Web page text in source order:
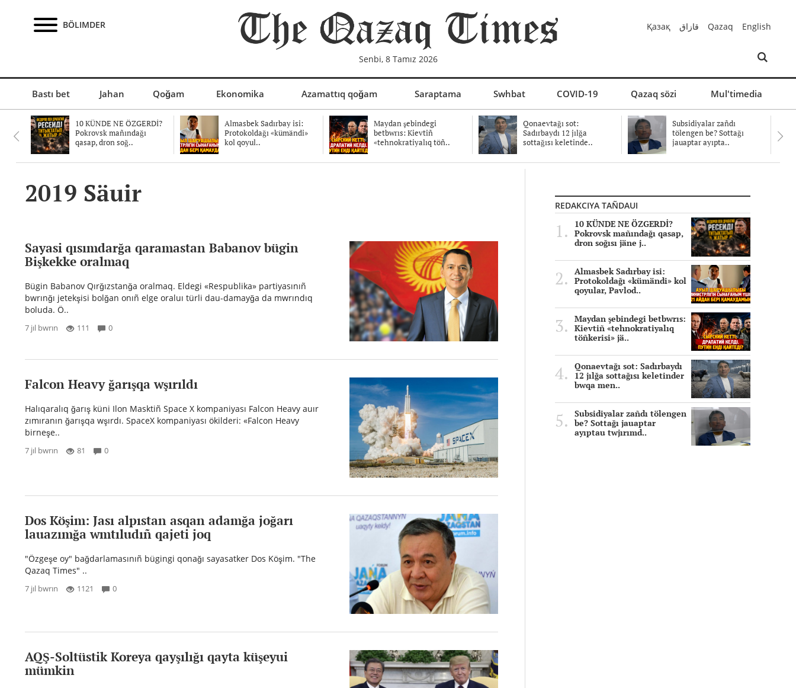
BÖLIMDER
Senbi, 8 Tamız 2026
Қазақ قازاق Qazaq English
Bastı bet Jahan Qoğam Ekonomika Azamattıq qoğam Saraptama Swhbat COVID-19 Qazaq sözi Mul'timedia
10 KÜNDE NE ÖZGERDİ?
Pokrovsk mañındağı
qasap, dron soğ..
Almasbek Sadırbay isi:
Protokoldağı «kümändi»
kol qoyul..
Maydan şebindegi
betbwrıs: Kievtiñ
«tehnokratiyalıq töñ..
Qonaevtağı sot:
Sadırbaydı 12 jılğa
sottağısı keletinde..
Subsidiyalar zañdı
tölengen be? Sottağı
jauaptar ayıpta..
2019 Säuir
Sayasi qısımdarğa qaramastan Babanov bügin
Bişkekke oralmaq
Bügin Babanov Qırğızstanğa oralmaq. Eldegi «Respublika» partiyasınıñ
bwrınğı jetekşisi bolğan onıñ elge oraluı türli dau-damayğa da mwrındıq
boluda. Ö..
7 jıl bwrın 111 0
Falcon Heavy ğarışqa wşırıldı
Halıqaralıq ğarış küni Ilon Masktiñ Space X kompaniyası Falcon Heavy auır
zımıranın ğarışqa wşırdı. SpaceX kompaniyası ökilderi: «Falcon Heavy
birneşe..
7 jıl bwrın 81 0
Dos Köşim: Jası alpıstan asqan adamğa joğarı
lauazımğa wmtıludıñ qajeti joq
"Özgeşe oy" bağdarlamasınıñ bügingi qonağı sayasatker Dos Köşim. "The
Qazaq Times" ..
7 jıl bwrın 1121 0
AQŞ-Soltüstik Koreya qayşılığı qayta küşeyui
mümkin
REDAKCIYA TAÑDAUI
10 KÜNDE NE ÖZGERDİ?
Pokrovsk mañındağı qasap,
dron soğısı jäne j..
Almasbek Sadırbay isi:
Protokoldağı «kümändi» kol
qoyular, Pavlod..
Maydan şebindegi betbwrıs:
Kievtiñ «tehnokratiyalıq
töñkerisi» jä..
Qonaevtağı sot: Sadırbaydı
12 jılğa sottağısı keletinder
bwqa men..
Subsidiyalar zañdı tölengen
be? Sottağı jauaptar
ayıptau twjırımd..